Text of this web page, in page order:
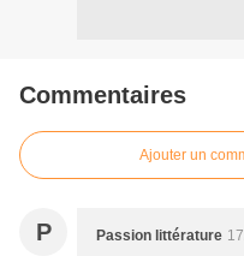
Commentaires
Ajouter un
P Passion littérature